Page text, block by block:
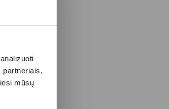
partneriais,
mūsų